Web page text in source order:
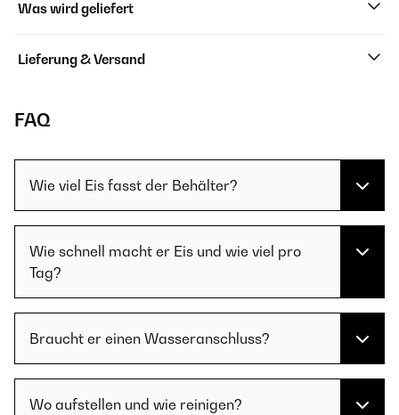
Was wird geliefert
Lieferung & Versand
FAQ
Wie viel Eis fasst der Behälter?
Wie schnell macht er Eis und wie viel pro
Tag?
Braucht er einen Wasseranschluss?
Wo aufstellen und wie reinigen?